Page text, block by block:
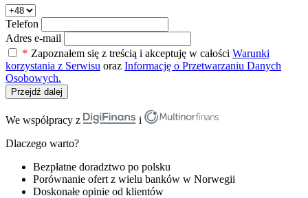
Telefon
Adres e-mail
* Zapoznałem się z treścią i akceptuję w całości Warunki
korzystania z Serwisu oraz Informację o Przetwarzaniu Danych
Osobowych.
Przejdź dalej
We współpracy z
i
Dlaczego warto?
Bezpłatne doradztwo po polsku
Porównanie ofert z wielu banków w Norwegii
Doskonałe opinie od klientów